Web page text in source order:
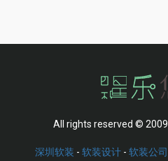
All rights reserved © 2009.
深圳软装 - 软装设计 - 软装公司